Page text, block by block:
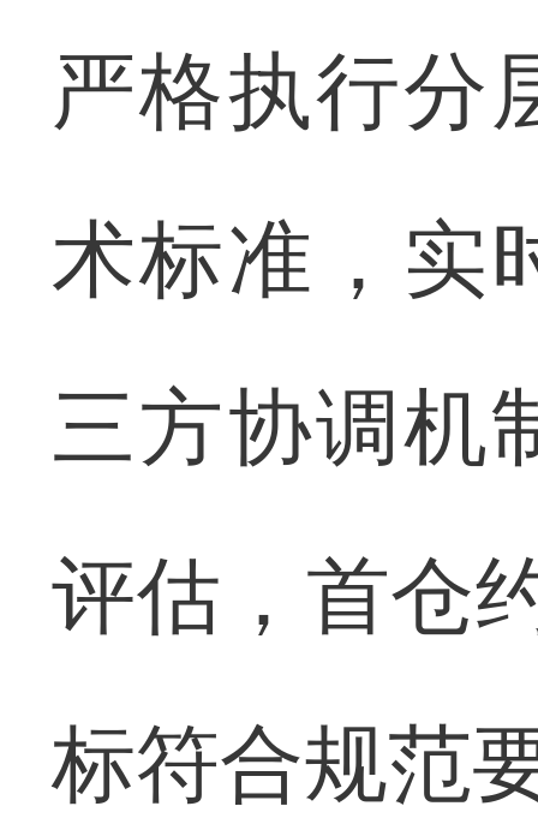
严格执行分
术标准，实
三方协调机
评估，首仓
标符合规范